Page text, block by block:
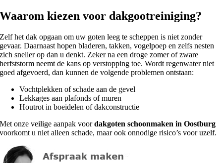
Waarom kiezen voor dakgootreiniging?
Zelf het dak opgaan om uw goten leeg te scheppen is niet zonder
gevaar. Daarnaast hopen bladeren, takken, vogelpoep en zelfs nesten
zich sneller op dan u denkt. Zeker na een droge zomer of zware
herfststorm neemt de kans op verstopping toe. Wordt regenwater niet
goed afgevoerd, dan kunnen de volgende problemen ontstaan:
Vochtplekken of schade aan de gevel
Lekkages aan plafonds of muren
Houtrot in boeidelen of dakconstructie
Met onze veilige aanpak voordakgoten schoonmaken in Oostburg
voorkomt u niet alleen schade, maar ook onnodige risico’s voor uzelf.